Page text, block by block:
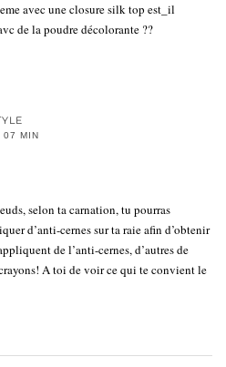
avec une closure silk top est_il
de la poudre décolorante ??
MIN
selon ta carnation, tu pourras
d’anti-cernes sur ta raie afin d’obtenir
de l’anti-cernes, d’autres de
A toi de voir ce qui te convient le